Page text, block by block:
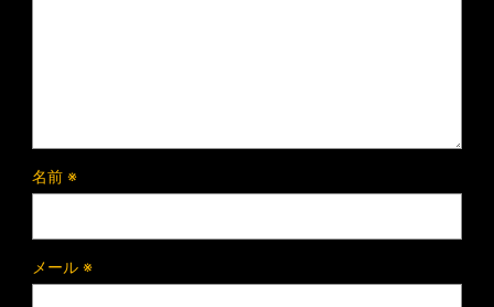
名前 ※
メール ※